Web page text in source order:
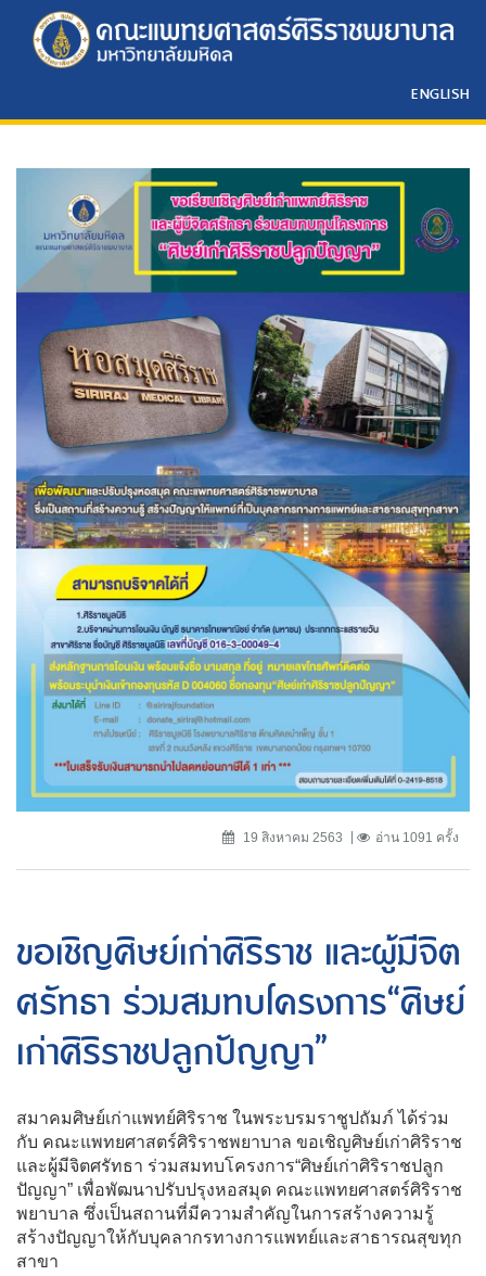
ENGLISH
19 สิงหาคม 2563 อ่าน 1091 ครั้ง
ขอเชิญศิษย์เก่าศิริราช และผู้มีจิต
ศรัทธา ร่วมสมทบโครงการ“ศิษย์
เก่าศิริราชปลูกปัญญา”
สมาคมศิษย์เก่าแพทย์ศิริราช ในพระบรมราชูปถัมภ์ ได้ร่วม
กับ คณะแพทยศาสตร์ศิริราชพยาบาล ขอเชิญศิษย์เก่าศิริราช
และผู้มีจิตศรัทธา ร่วมสมทบโครงการ“ศิษย์เก่าศิริราชปลูก
ปัญญา” เพื่อพัฒนาปรับปรุงหอสมุด คณะแพทยศาสตร์ศิริราช
พยาบาล ซึ่งเป็นสถานที่มีความสำคัญในการสร้างความรู้
สร้างปัญญาให้กับบุคลากรทางการแพทย์และสาธารณสุขทุก
สาขา